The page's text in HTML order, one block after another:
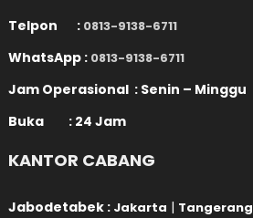
Telpon : 0813-9138-6711
WhatsApp : 0813-9138-6711
Jam Operasional : Senin – Minggu
Buka : 24 Jam
KANTOR CABANG
Jabodetabek : Jakarta | Tangerang